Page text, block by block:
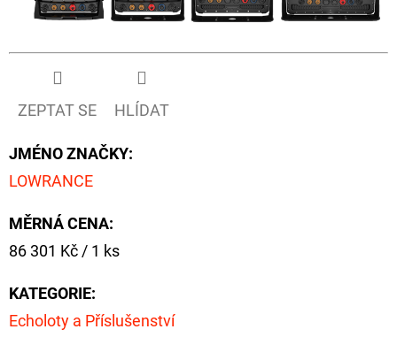
ZEPTAT SE HLÍDAT
JMÉNO ZNAČKY:
LOWRANCE
MĚRNÁ CENA:
Měrná
86 301 Kč / 1 ks
KATEGORIE:
Echoloty a Příslušenství